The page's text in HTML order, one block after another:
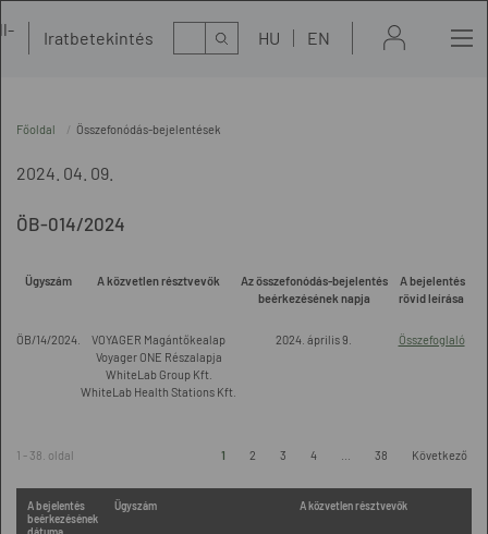
Iratbetekintés Kereső HU EN
Főoldal Összefonódás-bejelentések
2024. 04. 09.
ÖB-014/2024
Ügyszám A közvetlen résztvevők
Az összefonódás-bejelentés
beérkezésének napja
A bejelentés
rövid leírása
ÖB/14/2024.
VOYAGER Magántőkealap
Voyager ONE Részalapja
WhiteLab Group Kft.
WhiteLab Health Stations Kft.
2024. április 9. Összefoglaló
1 - 38. oldal 1 2 3 4 38 Következő
A bejelentés
beérkezésének
Ügyszám A közvetlen résztvevők